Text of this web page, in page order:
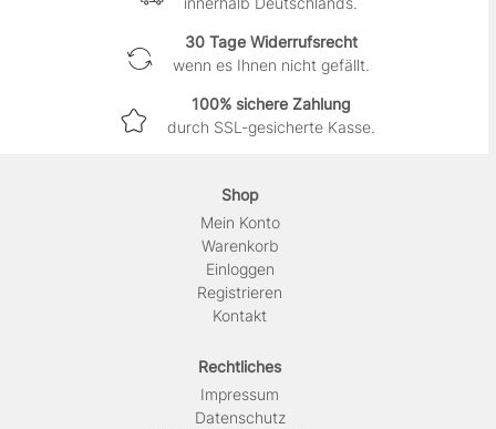
30 Tage Widerrufsrecht
wenn es Ihnen nicht gefällt.
100% sichere Zahlung
durch SSL-gesicherte Kasse.
Shop
Mein Konto
Warenkorb
Einloggen
Registrieren
Kontakt
Rechtliches
Impressum
Daten­schutz